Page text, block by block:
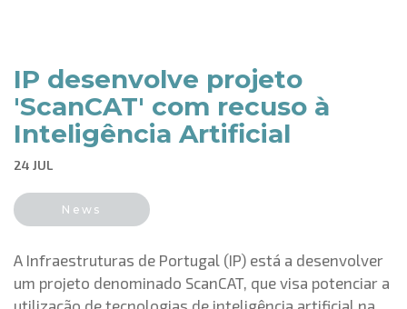
IP desenvolve projeto
'ScanCAT' com recuso à
Inteligência Artificial
24 JUL
News
A Infraestruturas de Portugal (IP) está a desenvolver
um projeto denominado ScanCAT, que visa potenciar a
utilização de tecnologias de inteligência artificial na